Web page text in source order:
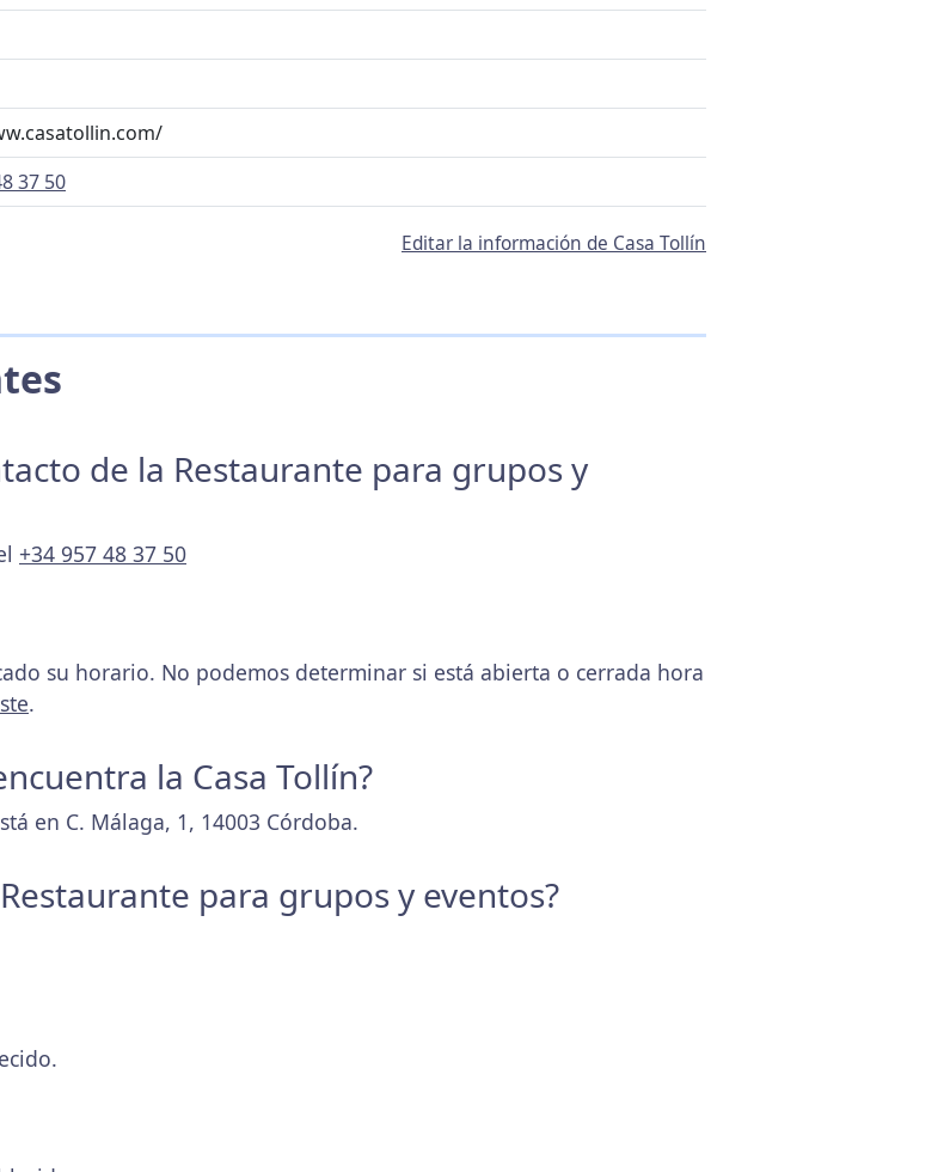
37 50
Editar la información de Casa Tollín
de la Restaurante para grupos y
+34 957 48 37 50
su horario. No podemos determinar si está abierta o cerrada hora
.
la Casa Tollín?
en C. Málaga, 1, 14003 Córdoba.
para grupos y eventos?